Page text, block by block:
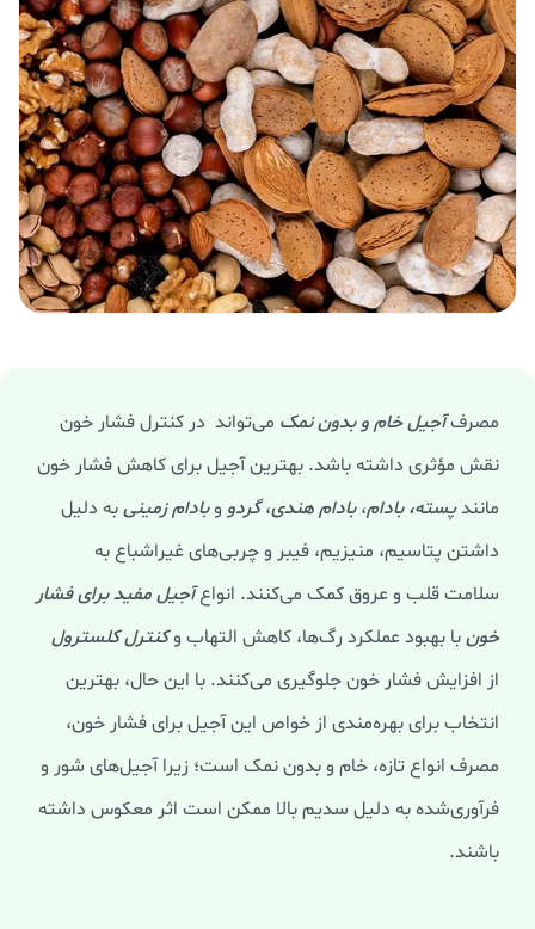
مصرفآجیل خام و بدون نمک می‌تواند در کنترل فشار خون
نقش مؤثری داشته باشد. بهترین آجیل برای کاهش فشار خون
مانندپسته، بادام،بادام هندی،گردو وبادام زمینیبه دلیل
داشتن پتاسیم، منیزیم، فیبر و چربی‌های غیراشباع به
سلامت قلب و عروق کمک می‌کنند. انواعآجیل مفید برای فشار
خونبا بهبود عملکرد رگ‌ها، کاهش التهاب وکنترلکلسترول
از افزایش فشار خون جلوگیری می‌کنند. با این حال، بهترین
انتخاب برای بهره‌مندی از خواص این آجیل برای فشار خون،
مصرف انواع تازه، خام و بدون نمک است؛ زیرا آجیل‌های شور و
فرآوری‌شده به دلیل سدیم بالا ممکن است اثر معکوس داشته
باشند.